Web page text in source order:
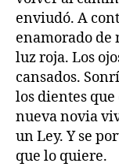
enviudó. A
enamorado de
luz roja. Los
cansados.
los dientes
nueva novia
un Ley. Y se
que lo quiere.